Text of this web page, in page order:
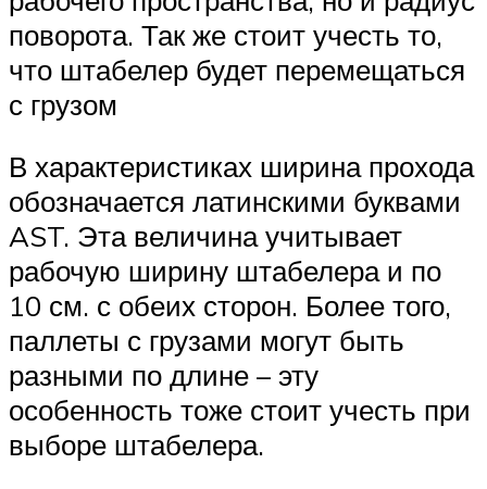
поворота. Так же стоит учесть то,
что штабелер будет перемещаться
с грузом
В характеристиках ширина прохода
обозначается латинскими буквами
AST. Эта величина учитывает
рабочую ширину штабелера и по
10 см. с обеих сторон. Более того,
паллеты с грузами могут быть
разными по длине – эту
особенность тоже стоит учесть при
выборе штабелера.